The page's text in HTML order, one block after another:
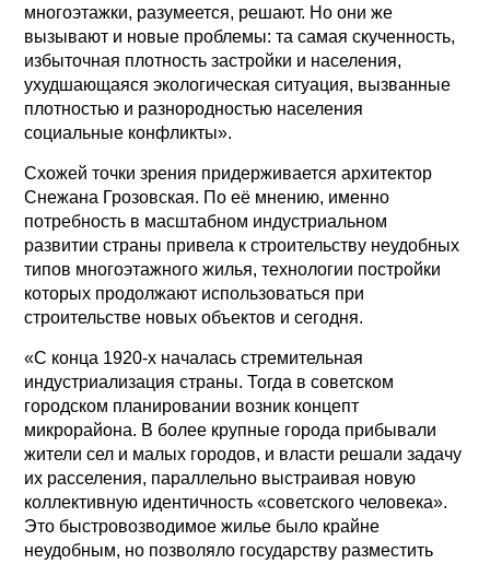
многоэтажки, разумеется, решают. Но они же
вызывают и новые проблемы: та самая скученность,
избыточная плотность застройки и населения,
ухудшающаяся экологическая ситуация, вызванные
плотностью и разнородностью населения
социальные конфликты».
Схожей точки зрения придерживается архитектор
Снежана Грозовская. По её мнению, именно
потребность в масштабном индустриальном
развитии страны привела к строительству неудобных
типов многоэтажного жилья, технологии постройки
которых продолжают использоваться при
строительстве новых объектов и сегодня.
«С конца 1920-х началась стремительная
индустриализация страны. Тогда в советском
городском планировании возник концепт
микрорайона. В более крупные города прибывали
жители сел и малых городов, и власти решали задачу
их расселения, параллельно выстраивая новую
коллективную идентичность «советского человека».
Это быстровозводимое жилье было крайне
неудобным, но позволяло государству разместить